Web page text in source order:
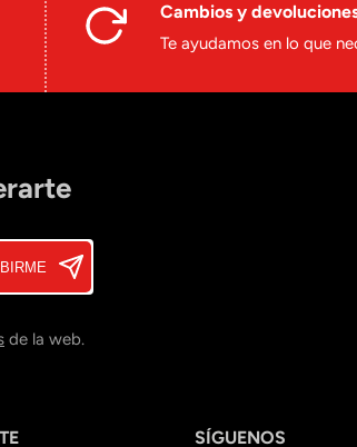
Cambios y
Te ayudamos en lo que
de la web.
SÍGUENOS